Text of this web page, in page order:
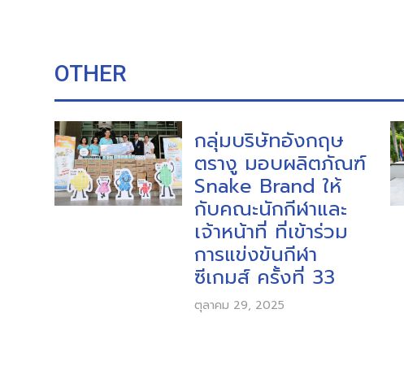
OTHER
กลุ่มบริษัทอังกฤษ
ตรางู มอบผลิตภัณฑ์
Snake Brand ให้
กับคณะนักกีฬาและ
เจ้าหน้าที่ ที่เข้าร่วม
การแข่งขันกีฬา
ซีเกมส์ ครั้งที่ 33
ตุลาคม 29, 2025